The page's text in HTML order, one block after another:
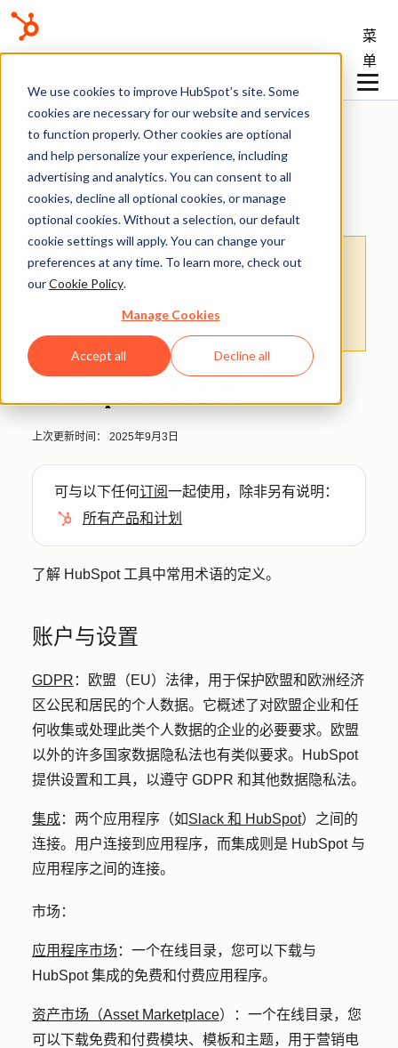
We use cookies to improve HubSpot’s site. Some
cookies are necessary for our website and services
to function properly. Other cookies are optional
and help personalize your experience, including
advertising and analytics. You can consent to all
cookies, decline all optional cookies, or manage
optional cookies. Without a selection, our default
cookie settings will apply. You can change your
preferences at any time. To learn more, check out
ourCookie Policy.
Manage Cookies
Accept all Decline all
菜
单
知识库
开始使用
请注意： ：本文仅为方便您阅读而提供。
由翻译软件自动翻译，可能未经校对。本文的
上次更新时间： 2025年9月3日
可与以下任何订阅一起使用，除非另有说明：
所有产品和计划
了解 HubSpot 工具中常用术语的定义。
账户与设置
GDPR ：
欧盟（EU）法律，用于保护欧盟和欧洲经济
区公民和居民的个人数据。它概述了对欧盟企业和任
何收集或处理此类个人数据的企业的必要要求。欧盟
以外的许多国家数据隐私法也有类似要求。HubSpot
提供设置和工具，以遵守 GDPR 和其他数据隐私法。
集成： 两个应用程序（如Slack 和 HubSpot）之间的
连接。用户连接到应用程序，而集成则是 HubSpot 与
应用程序之间的连接。
市场：
应用程序市场 ： 一个在线目录，您可以下载与
HubSpot 集成的免费和付费应用程序。
资产市场（Asset Marketplace） ： 一个在线目录，您
可以下载免费和付费模块、模板和主题，用于营销电